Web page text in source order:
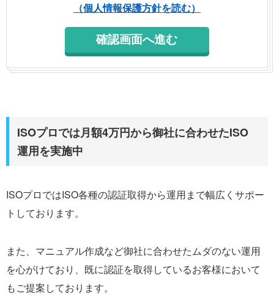
（個人情報保護方針を読む）
ISOプロでは月額4万円から御社に合わせたISO
運用を実施中
ISOプロではISO各種の認証取得から運用まで幅広くサポー
トしております。
また、マニュアル作成など御社に合わせたムダのない運用
を心がけており、既に認証を取得しているお客様において
もご提案しております。